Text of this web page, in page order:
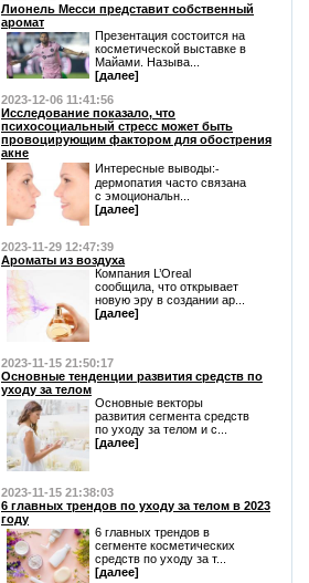
Лионель Месси представит собственный
аромат
Презентация состоится на
косметической выставке в
Майами. Называ...
[далее]
2023-12-06 11:41:56
Исследование показало, что
психосоциальный стресс может быть
провоцирующим фактором для обострения
акне
Интересные выводы:⁃
дермопатия часто связана
с эмоциональн...
[далее]
2023-11-29 12:47:39
Ароматы из воздуха
Компания L’Oreal
сообщила, что открывает
новую эру в создании ар...
[далее]
2023-11-15 21:50:17
Основные тенденции развития средств по
уходу за телом
Основные векторы
развития сегмента средств
по уходу за телом и с...
[далее]
2023-11-15 21:38:03
6 главных трендов по уходу за телом в 2023
году
6 главных трендов в
сегменте косметических
средств по уходу за т...
[далее]